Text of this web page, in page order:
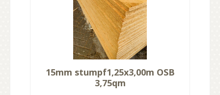
15mm stumpf1,25x3,00m OSB
3,75qm